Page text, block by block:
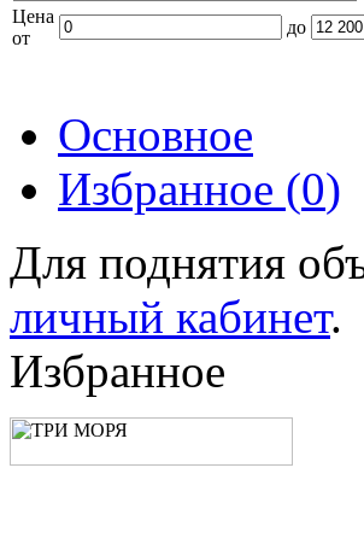
Цена
от
до
Основное
Избранное (0)
Для поднятия
личный кабинет.
Избранное